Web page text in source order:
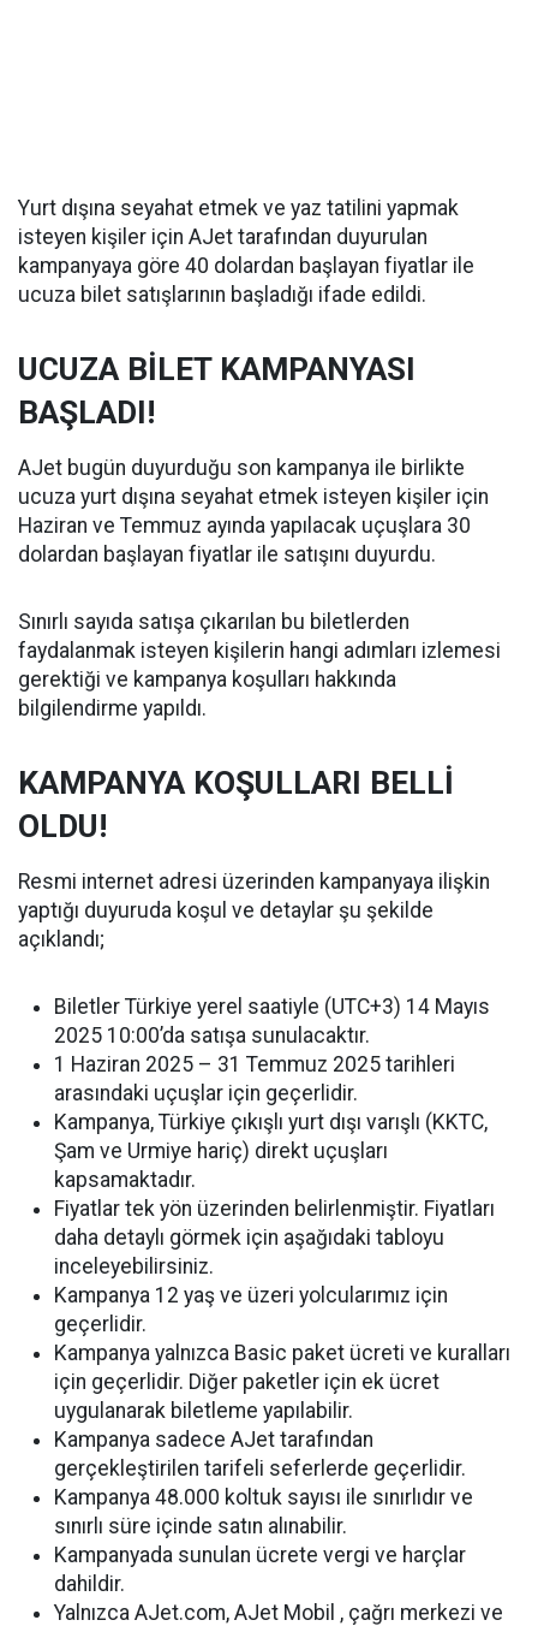
Yurt dışına seyahat etmek ve yaz tatilini yapmak
isteyen kişiler için AJet tarafından duyurulan
kampanyaya göre 40 dolardan başlayan fiyatlar ile
ucuza bilet satışlarının başladığı ifade edildi.
UCUZA BİLET KAMPANYASI
BAŞLADI!
AJet bugün duyurduğu son kampanya ile birlikte
ucuza yurt dışına seyahat etmek isteyen kişiler için
Haziran ve Temmuz ayında yapılacak uçuşlara 30
dolardan başlayan fiyatlar ile satışını duyurdu.
Sınırlı sayıda satışa çıkarılan bu biletlerden
faydalanmak isteyen kişilerin hangi adımları izlemesi
gerektiği ve kampanya koşulları hakkında
bilgilendirme yapıldı.
KAMPANYA KOŞULLARI BELLİ
OLDU!
Resmi internet adresi üzerinden kampanyaya ilişkin
yaptığı duyuruda koşul ve detaylar şu şekilde
açıklandı;
Biletler Türkiye yerel saatiyle (UTC+3) 14 Mayıs
2025 10:00’da satışa sunulacaktır.
1 Haziran 2025 – 31 Temmuz 2025 tarihleri
arasındaki uçuşlar için geçerlidir.
Kampanya, Türkiye çıkışlı yurt dışı varışlı (KKTC,
Şam ve Urmiye hariç) direkt uçuşları
kapsamaktadır.
Fiyatlar tek yön üzerinden belirlenmiştir. Fiyatları
daha detaylı görmek için aşağıdaki tabloyu
inceleyebilirsiniz.
Kampanya 12 yaş ve üzeri yolcularımız için
geçerlidir.
Kampanya yalnızca Basic paket ücreti ve kuralları
için geçerlidir. Diğer paketler için ek ücret
uygulanarak biletleme yapılabilir.
Kampanya sadece AJet tarafından
gerçekleştirilen tarifeli seferlerde geçerlidir.
Kampanya 48.000 koltuk sayısı ile sınırlıdır ve
sınırlı süre içinde satın alınabilir.
Kampanyada sunulan ücrete vergi ve harçlar
dahildir.
Yalnızca AJet.com, AJet Mobil , çağrı merkezi ve